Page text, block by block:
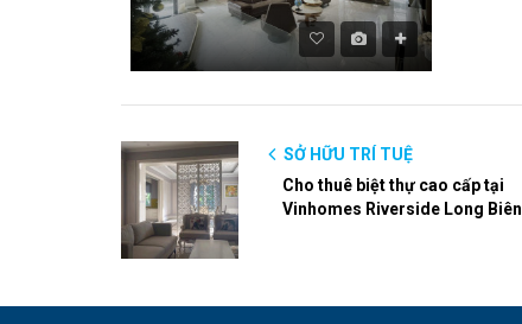
SỞ HỮU TRÍ TUỆ
Cho thuê biệt thự cao cấp tại
Vinhomes Riverside Long Biên